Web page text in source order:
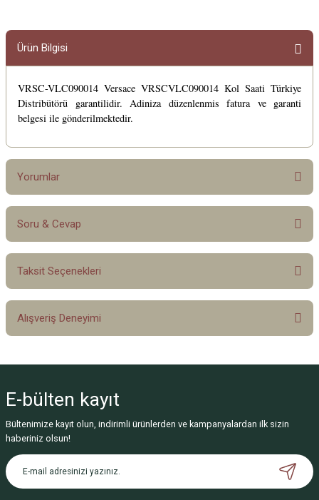
Ürün Bilgisi
VRSC-VLC090014 Versace VRSCVLC090014 Kol Saati Türkiye
Distribütörü garantilidir. Adiniza düzenlenmis fatura ve garanti
belgesi ile gönderilmektedir.
Yorumlar
Bu ürüne ilk yorumu siz yapın!
Soru & Cevap
Ürün hakkında henüz soru sorulmamış.
Taksit Seçenekleri
Alışveriş Deneyimi
Deneyimini Paylaş
E-bülten kayıt
Bültenimize kayıt olun, indirimli ürünlerden ve kampanyalardan ilk sizin
haberiniz olsun!